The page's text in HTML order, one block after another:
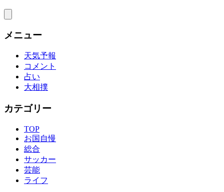
メニュー
天気予報
コメント
占い
大相撲
カテゴリー
TOP
お国自慢
総合
サッカー
芸能
ライフ